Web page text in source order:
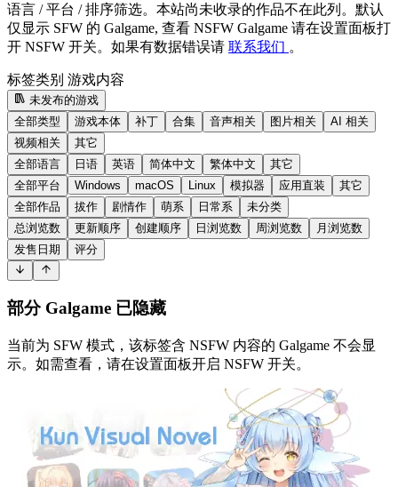
语言 / 平台 / 排序筛选。本站尚未收录的作品不在此列。默认
仅显示 SFW 的 Galgame, 查看 NSFW Galgame 请在设置面板打
开 NSFW 开关。如果有数据错误请 联系我们 。
标签类别 游戏内容
未发布的游戏
全部类型
游戏本体 补丁 合集 音声相关 图片相关
AI 相关
视频相关
其它
全部语言
日语 英语 简体中文 繁体中文
其它
全部平台
Windows macOS Linux 模拟器 应用直装
其它
全部作品
拔作 剧情作 萌系 日常系
未分类
总浏览数
更新顺序 创建顺序 日浏览数 周浏览数
月浏览数
发售日期
评分
部分 Galgame 已隐藏
当前为 SFW 模式，该标签含 NSFW 内容的 Galgame 不会显
示。如需查看，请在设置面板开启 NSFW 开关。